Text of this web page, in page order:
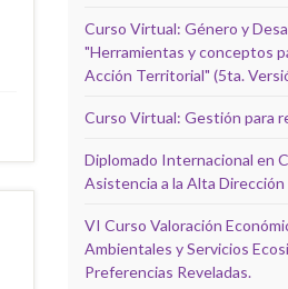
Curso Virtual: Género y
"Herramientas y conceptos
Acción Territorial" (5ta.
Curso Virtual: Gestión para
Diplomado Internacional en
Asistencia a la Alta
VI Curso Valoración
Ambientales y Servicios
Preferencias Reveladas.